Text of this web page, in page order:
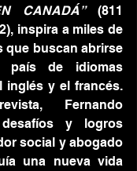
CANADÁ” (811
inspira a miles de
que buscan abrirse
país de idiomas
inglés y el francés.
Fernando
y logros
social y abogado
una nueva vida